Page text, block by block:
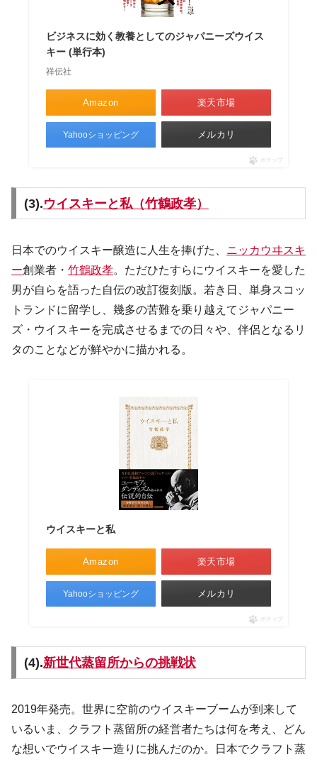
ビジネスに効く教養としてのジャパニーズウイス
キー (単行本)
祥伝社
Amazon 楽天市場
Yahooショッピング メルカリ
ポチップ
(3).ウイスキーと私（竹鶴政孝）
日本でのウイスキー醸造に人生を捧げた、 ニッカウヰスキ
ー創業者・ 竹鶴政孝。ただひたすらにウイスキーを愛した
男が自らを語った自伝の改訂復刻版。若き日、単身スコッ
トランドに留学し、幾多の苦難を乗り越えてジャパニー
ズ・ウイスキーを完成させるまでの日々や、伴侶となるリ
タのことなどが鮮やかに描かれる。
ウイスキーと私
Amazon 楽天市場
Yahooショッピング メルカリ
ポチップ
(4).新世代蒸留所からの挑戦状
2019年発売。世界に空前のウイスキーブームが到来して
いるいま、クラフト蒸留所の経営者たちは何を考え、どん
な想いでウイスキー造りに挑んだのか。日本でクラフト蒸